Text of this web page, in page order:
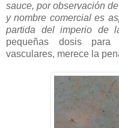
sauce, por observación
y nombre comercial es
partida del imperio de
pequeñas dosis
vasculares, merece la